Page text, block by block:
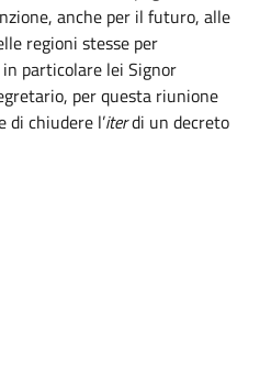
anche per il futuro, alle
regioni stesse per
particolare lei Signor
per questa riunione
di chiudere l’iterdi un decreto